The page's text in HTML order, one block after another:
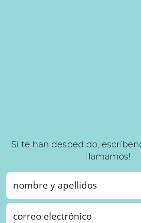
Si te han despedido,
llamamos!